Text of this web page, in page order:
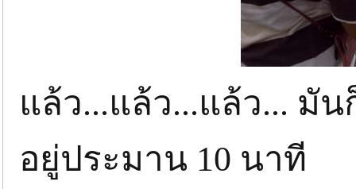
แล้ว...แล้ว...แล้ว... มั
อยู่ประมาน 10 นาที